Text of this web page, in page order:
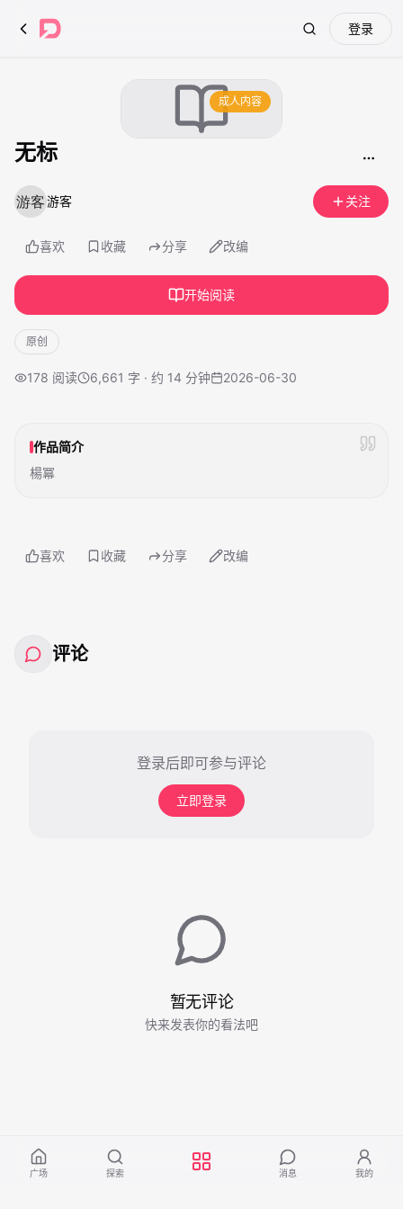
Search登录
成人内容
无标
游客 关注
喜欢 收藏 分享 改编
开始阅读
原创
178 阅读 6,661 字 · 约 14 分钟 2026-06-30
作品简介
楊冪
喜欢 收藏 分享 改编
评论
登录后即可参与评论
立即登录
暂无评论
快来发表你的看法吧
广场 探索 消息 我的